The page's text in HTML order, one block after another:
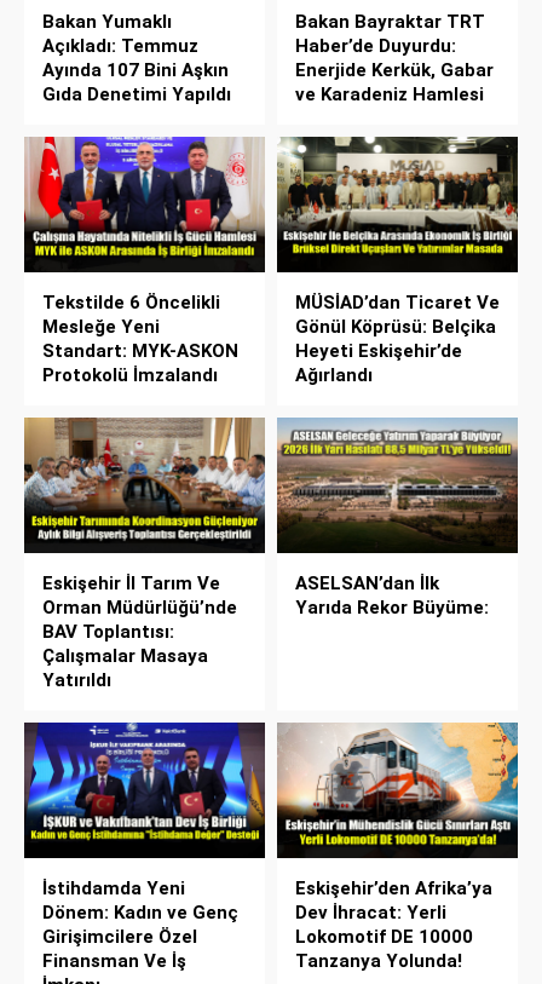
Bakan Yumaklı
Açıkladı: Temmuz
Ayında 107 Bini Aşkın
Gıda Denetimi Yapıldı
Bakan Bayraktar TRT
Haber’de Duyurdu:
Enerjide Kerkük, Gabar
ve Karadeniz Hamlesi
Tekstilde 6 Öncelikli
Mesleğe Yeni
Standart: MYK-ASKON
Protokolü İmzalandı
MÜSİAD’dan Ticaret Ve
Gönül Köprüsü: Belçika
Heyeti Eskişehir’de
Ağırlandı
Eskişehir İl Tarım Ve
Orman Müdürlüğü’nde
BAV Toplantısı:
Çalışmalar Masaya
Yatırıldı
ASELSAN’dan İlk
Yarıda Rekor Büyüme:
İstihdamda Yeni
Dönem: Kadın ve Genç
Girişimcilere Özel
Finansman Ve İş
Eskişehir’den Afrika’ya
Dev İhracat: Yerli
Lokomotif DE 10000
Tanzanya Yolunda!